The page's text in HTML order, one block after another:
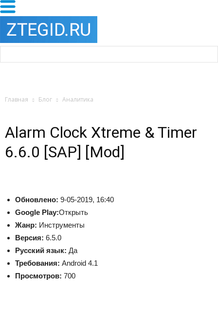
Главная Блог Аналитика
Alarm Clock Xtreme & Timer
6.6.0 [SAP] [Mod]
Обновлено: 9-05-2019, 16:40
Google Play:Открыть
Жанр: Инструменты
Версия: 6.5.0
Русский язык: Да
Требования: Android 4.1
Просмотров: 700